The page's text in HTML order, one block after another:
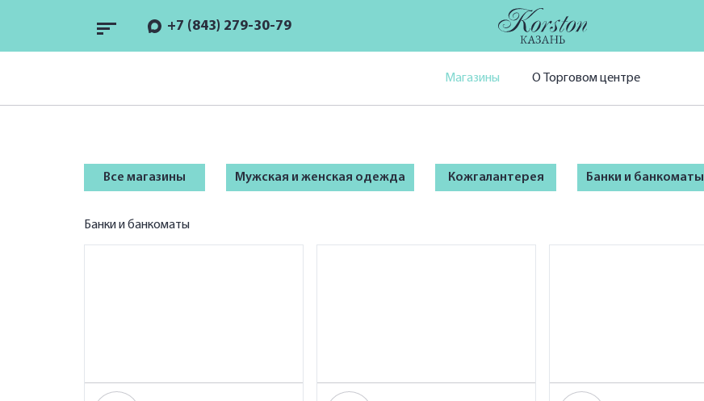
+7 (843) 279-30-79
Магазины О Торговом центре
Все магазины Мужская и женская одежда Кожгалантерея Банки и банкоматы
Банки и банкоматы